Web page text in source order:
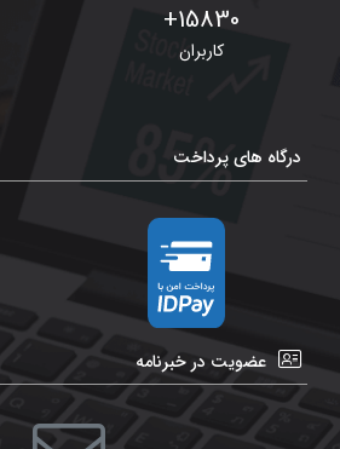
15830+
کاربران
درگاه های پرداخت
عضویت در خبرنامه